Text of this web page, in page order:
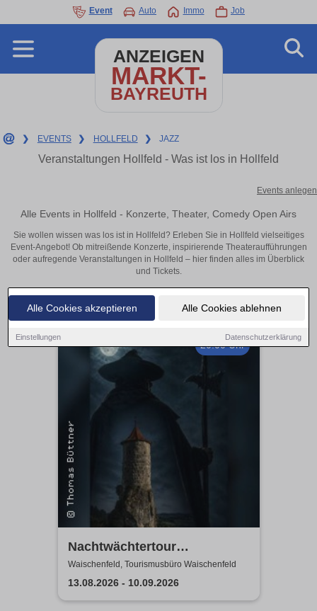
Alle Cookies akzeptieren Alle Cookies ablehnen
Einstellungen Datenschutzerklärung
Event Auto Immo Job
ANZEIGEN
MARKT-
BAYREUTH
❯ EVENTS ❯ HOLLFELD ❯ JAZZ
Veranstaltungen Hollfeld - Was ist los in Hollfeld
Events anlegen
Alle Events in Hollfeld - Konzerte, Theater, Comedy Open Airs
Sie wollen wissen was los ist in Hollfeld? Erleben Sie in Hollfeld vielseitiges
Event-Angebot! Ob mitreißende Konzerte, inspirierende Theateraufführungen
oder aufregende Veranstaltungen in Hollfeld – hier finden alles im Überblick
und Tickets.
20:00 Uhr
Nachtwächtertour
Waischenfeld
Waischenfeld, Tourismusbüro Waischenfeld
13.08.2026 - 10.09.2026